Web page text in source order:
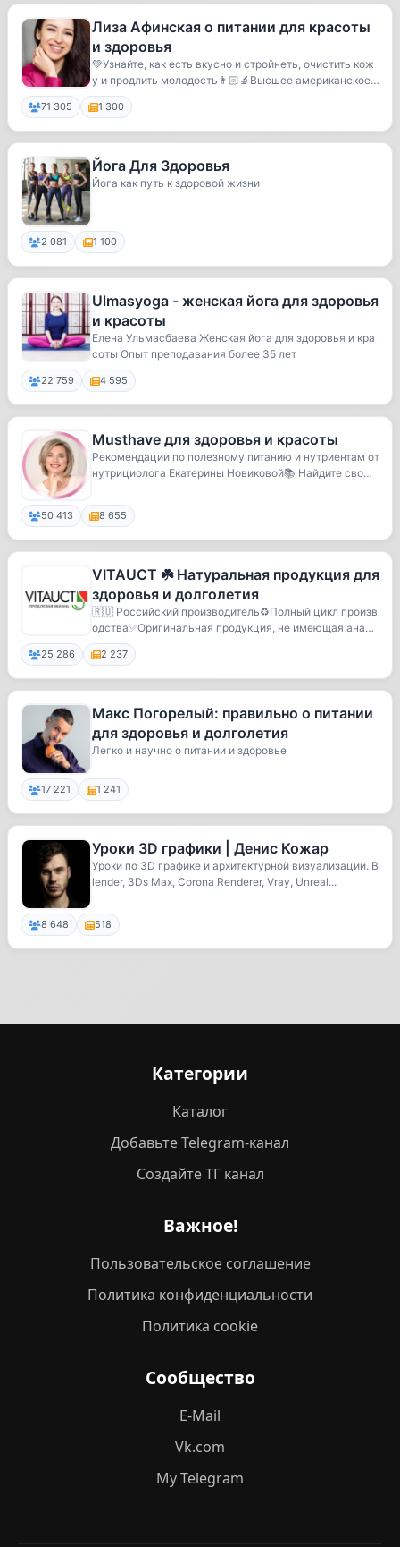
Лиза Афинская о питании для красоты
и здоровья
💚Узнайте, как есть вкусно и стройнеть, очистить кож
у и продлить молодость👩🏻‍🔬Высшее американское
...
71 305 1 300
Йога Для Здоровья
Йога как путь к здоровой жизни
2 081 1 100
Ulmasyoga - женская йога для здоровья
и красоты
Елена Ульмасбаева Женская йога для здоровья и кра
соты Опыт преподавания более 35 лет
22 759 4 595
Musthave для здоровья и красоты
Рекомендации по полезному питанию и нутриентам от
нутрициолога Екатерины Новиковой📚 Найдите свою
50 413 8 655
VITAUCT ☘️ Натуральная продукция для
здоровья и долголетия
🇷🇺 Российский производитель♻️Полный цикл произв
одства✅Оригинальная продукция, не имеющая анало
гов...
25 286 2 237
Макс Погорелый: правильно о питании
для здоровья и долголетия
Легко и научно о питании и здоровье
17 221 1 241
Уроки 3D графики | Денис Кожар
Уроки по 3D графике и архитектурной визуализации. B
lender, 3Ds Max, Corona Renderer, Vray, Unreal...
8 648 518
Категории
Каталог
Добавьте Telegram-канал
Создайте ТГ канал
Важное!
Пользовательское соглашение
Политика конфиденциальности
Политика cookie
Сообщество
E-Mail
Vk.com
My Telegram